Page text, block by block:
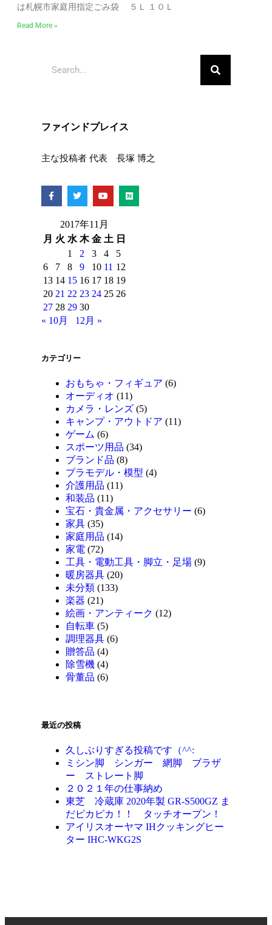
は札幌市家庭用指定ごみ袋 ５Ｌ １０Ｌ
Read More »
ファインドプレイス
主な投稿者 代表 長塚 博之
2017年11月
月 火 水 木 金 土 日
1
2 3 4
5
6
7 8 9 10 11 12
13 14 15 16 17 18 19
20 21 22 23 24 25 26
27 28 29 30
« 10月
12月 »
カテゴリー
おもちゃ・フィギュア (6)
オーディオ (11)
カメラ・レンズ (5)
キャンプ・アウトドア (11)
ゲーム (6)
スポーツ用品 (34)
ブランド品 (8)
プラモデル・模型 (4)
介護用品 (11)
和装品 (11)
宝石・貴金属・アクセサリー (6)
家具 (35)
家庭用品 (14)
家電 (72)
工具・電動工具・脚立・足場 (9)
暖房器具 (20)
未分類 (133)
楽器 (21)
絵画・アンティーク (12)
自転車 (5)
調理器具 (6)
贈答品 (4)
除雪機 (4)
骨董品 (6)
最近の投稿
久しぶりすぎる投稿です（^^:
ミシン脚 シンガー 網脚 ブラザ
ー ストレート脚
２０２１年の仕事納め
東芝 冷蔵庫 2020年製 GR-S500GZ ま
だピカピカ！！ タッチオープン！
アイリスオーヤマ IHクッキングヒー
ター IHC-WKG2S